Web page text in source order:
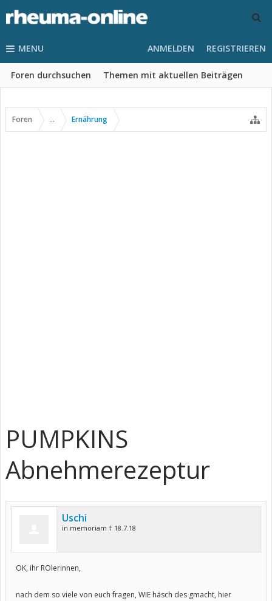
MENU
Foren durchsuchen Themen mit aktuellen Beiträgen
ANMELDEN REGISTRIEREN
Foren ... Ernährung
PUMPKINS
Abnehmerezeptur
Uschi
in memoriam † 18.7.18
OK, ihr ROlerinnen,
nach dem so viele von euch fragen, WIE häsch des gmacht, hier